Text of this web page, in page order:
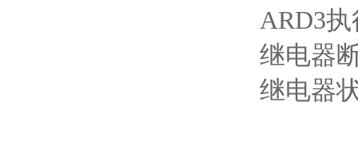
ARD3
继电器
继电器